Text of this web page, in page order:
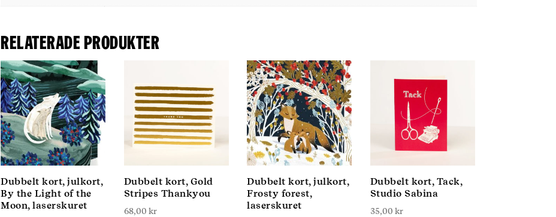
Relaterade produkter
Dubbelt kort, julkort,
By the Light of the
Moon, laserskuret
Dubbelt kort, Gold
Stripes Thankyou
68,00 kr
Dubbelt kort, julkort,
Frosty forest,
laserskuret
Dubbelt kort, Tack,
Studio Sabina
35,00 kr